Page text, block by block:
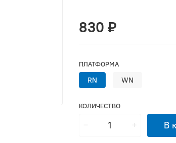
830 ₽
КОЛИЧЕСТВО
В
ПЛАТФОРМА
RN WN